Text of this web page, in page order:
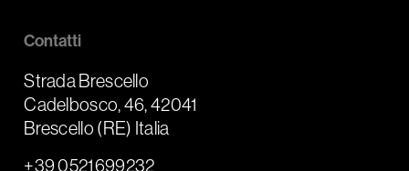
Contatti
Strada Brescello
Cadelbosco, 46, 42041
Brescello (RE) Italia
+39 0521699232